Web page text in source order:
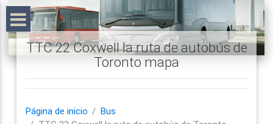
TTC 22 Coxwell la ruta de autobús de
Toronto mapa
Página de inicio
Bus